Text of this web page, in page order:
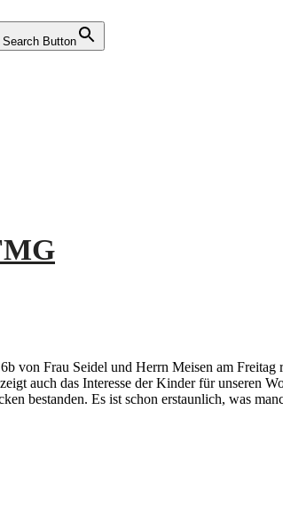
Search Button
von Frau Seidel und Herrn Meisen am
auch das Interesse der Kinder für
bestanden. Es ist schon erstaunlich, was